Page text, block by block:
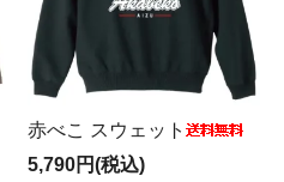
赤べこ スウェット
5,790円(税込)